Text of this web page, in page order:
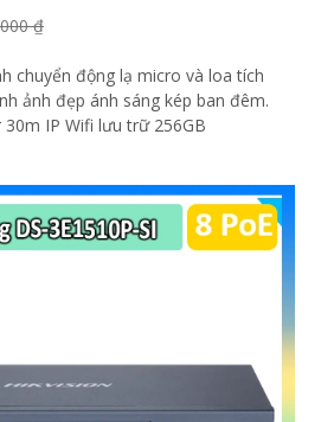
₫
chuyển động lạ micro và loa tích
IP Wifi lưu trữ 256GB